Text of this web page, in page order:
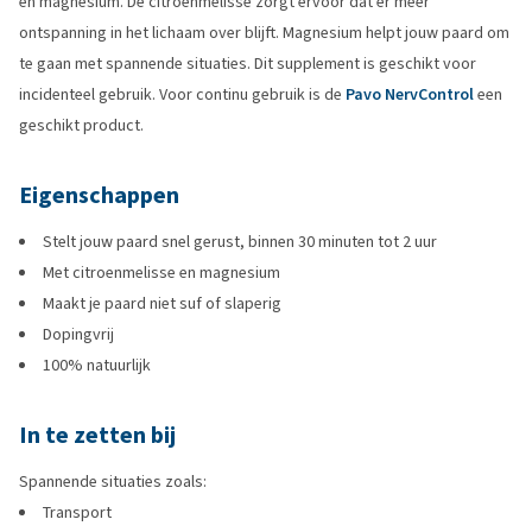
ontspanning in het lichaam over blijft. Magnesium helpt jouw paard om
te gaan met spannende situaties. Dit supplement is geschikt voor
incidenteel gebruik. Voor continu gebruik is de Pavo NervControleen
geschikt product.
Eigenschappen
Stelt jouw paard snel gerust, binnen 30 minuten tot 2 uur
Met citroenmelisse en magnesium
Maakt je paard niet suf of slaperig
Dopingvrij
100% natuurlijk
In te zetten bij
Spannende situaties zoals:
Transport